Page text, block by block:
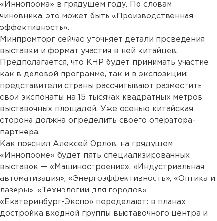
«Иннопрома» в грядущем году. По словам
чиновника, это может быть «Производственная
эффективность».
Минпромторг сейчас уточняет детали проведения
выставки и формат участия в ней китайцев.
Предполагается, что КНР будет принимать участие
как в деловой программе, так и в экспозиции:
представители страны рассчитывают разместить
свои экспонаты на 15 тысячах квадратных метров
выставочных площадей. Уже осенью китайская
сторона должна определить своего оператора-
партнера.
Как пояснил Алексей Орлов, на грядущем
«Иннопроме» будет пять специализированных
выставок — «Машиностроение», «Индустриальная
автоматизация», «Энергоэффективность», «Оптика и
лазеры», «Технологии для городов».
«Екатеринбург-Экспо» переделают: в планах
достройка входной группы выставочного центра и